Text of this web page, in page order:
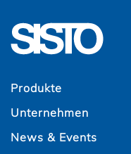
Produkte
Unternehmen
News & Events